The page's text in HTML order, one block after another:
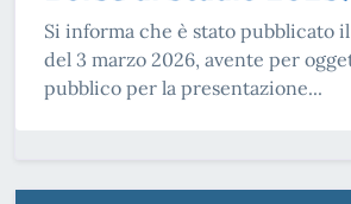
Si informa che è stato pubblicato il
del 3 marzo 2026, avente per
pubblico per la presentazione...